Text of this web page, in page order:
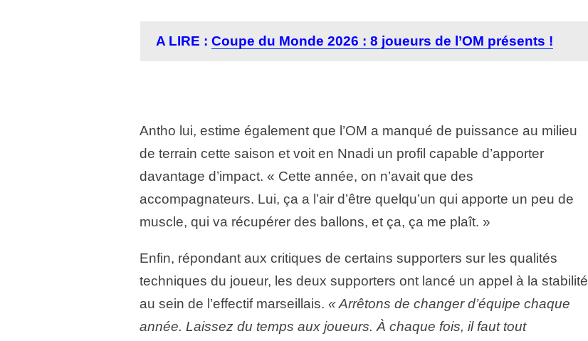
A LIRE : Coupe du Monde 2026 : 8 joueurs de l’OM présents !
Antho lui, estime également que l’OM a manqué de puissance au milieu
de terrain cette saison et voit en Nnadi un profil capable d’apporter
davantage d’impact. « Cette année, on n’avait que des
accompagnateurs. Lui, ça a l’air d’être quelqu’un qui apporte un peu de
muscle, qui va récupérer des ballons, et ça, ça me plaît. »
Enfin, répondant aux critiques de certains supporters sur les qualités
techniques du joueur, les deux supporters ont lancé un appel à la stabilité
au sein de l’effectif marseillais. « Arrêtons de changer d’équipe chaque
année. Laissez du temps aux joueurs. À chaque fois, il faut tout